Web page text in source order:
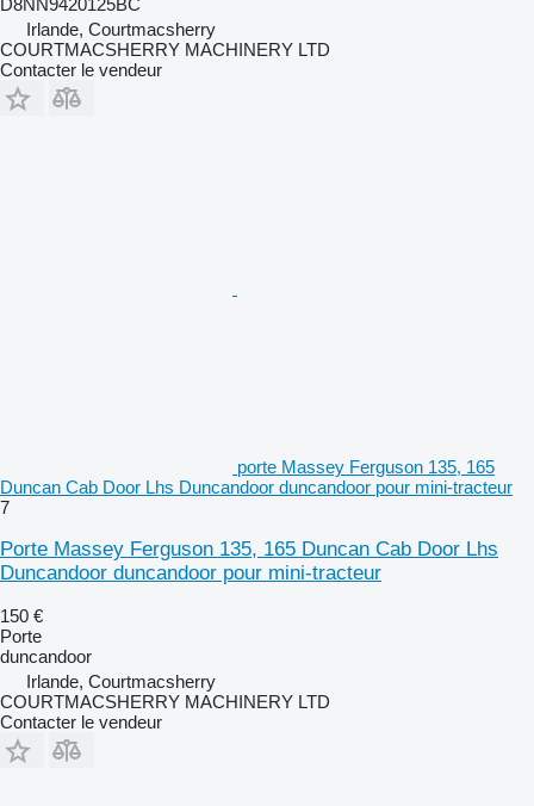
Irlande, Courtmacsherry
COURTMACSHERRY MACHINERY LTD
Contacter le vendeur
porte Massey Ferguson 135, 165
Duncan Cab Door Lhs Duncandoor duncandoor pour mini-tracteur
7
Porte Massey Ferguson 135, 165 Duncan Cab Door Lhs
Duncandoor duncandoor pour mini-tracteur
150 €
Porte
duncandoor
Irlande, Courtmacsherry
COURTMACSHERRY MACHINERY LTD
Contacter le vendeur